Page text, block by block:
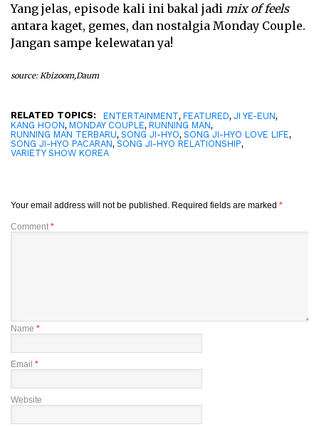
Yang jelas, episode kali ini bakal jadi mix of feels
antara kaget, gemes, dan nostalgia Monday Couple.
Jangan sampe kelewatan ya!
source: Kbizoom,Daum
RELATED TOPICS: ENTERTAINMENT, FEATURED, JI YE-EUN,
KANG HOON, MONDAY COUPLE, RUNNING MAN,
RUNNING MAN TERBARU, SONG JI-HYO, SONG JI-HYO LOVE LIFE,
SONG JI-HYO PACARAN, SONG JI-HYO RELATIONSHIP,
VARIETY SHOW KOREA
Your email address will not be published. Required fields are marked *
Comment *
Name *
Email *
Website